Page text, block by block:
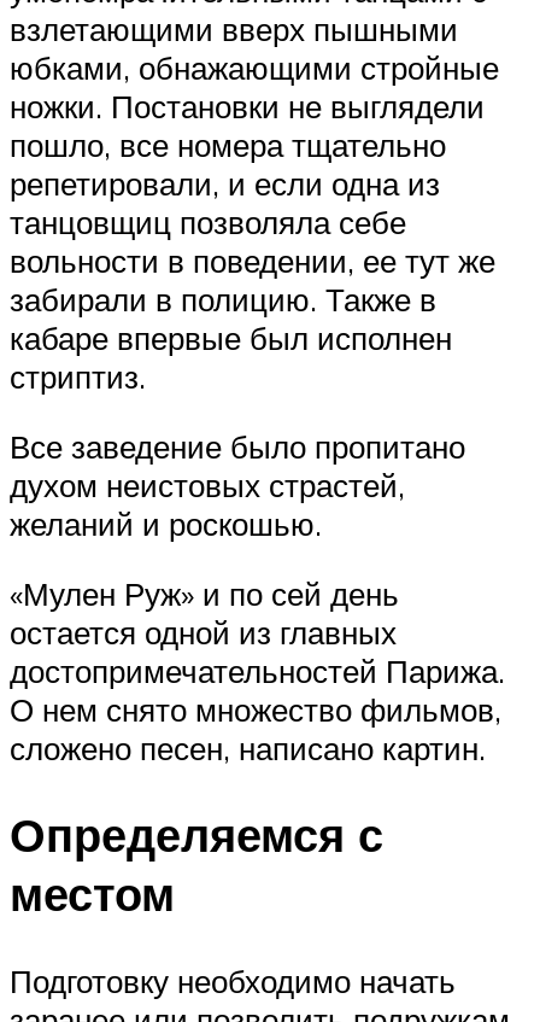
взлетающими вверх пышными
юбками, обнажающими стройные
ножки. Постановки не выглядели
пошло, все номера тщательно
репетировали, и если одна из
танцовщиц позволяла себе
вольности в поведении, ее тут же
забирали в полицию. Также в
кабаре впервые был исполнен
стриптиз.
Все заведение было пропитано
духом неистовых страстей,
желаний и роскошью.
«Мулен Руж» и по сей день
остается одной из главных
достопримечательностей Парижа.
О нем снято множество фильмов,
сложено песен, написано картин.
Определяемся с
местом
Подготовку необходимо начать